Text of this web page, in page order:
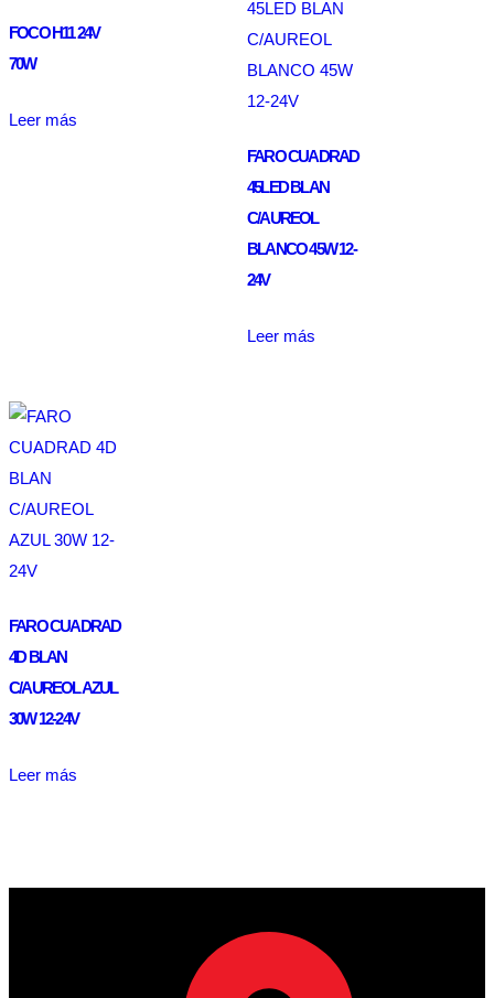
FOCO H11 24V
70W
Leer más
FARO CUADRAD
45LED BLAN
C/AUREOL
BLANCO 45W 12-
24V
Leer más
FARO CUADRAD
4D BLAN
C/AUREOL AZUL
30W 12-24V
Leer más